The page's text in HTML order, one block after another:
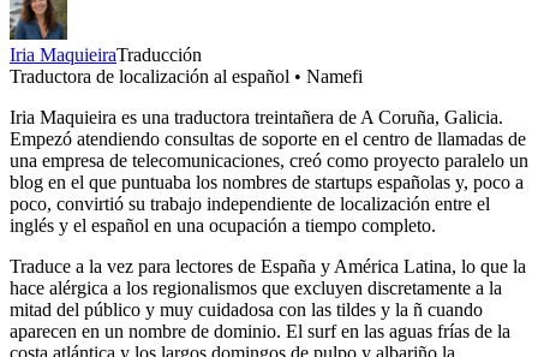
Iria MaquieiraTraducción
Traductora de localización al español • Namefi
Iria Maquieira es una traductora treintañera de A Coruña, Galicia.
Empezó atendiendo consultas de soporte en el centro de llamadas de
una empresa de telecomunicaciones, creó como proyecto paralelo un
blog en el que puntuaba los nombres de startups españolas y, poco a
poco, convirtió su trabajo independiente de localización entre el
inglés y el español en una ocupación a tiempo completo.
Traduce a la vez para lectores de España y América Latina, lo que la
hace alérgica a los regionalismos que excluyen discretamente a la
mitad del público y muy cuidadosa con las tildes y la ñ cuando
aparecen en un nombre de dominio. El surf en las aguas frías de la
costa atlántica y los largos domingos de pulpo y albariño la